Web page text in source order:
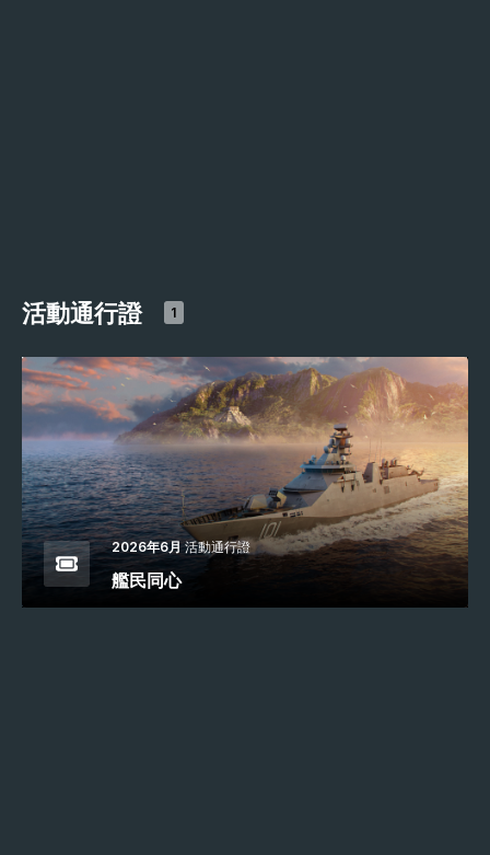
活動通行證 1
2026年6月 活動通行證
艦民同心